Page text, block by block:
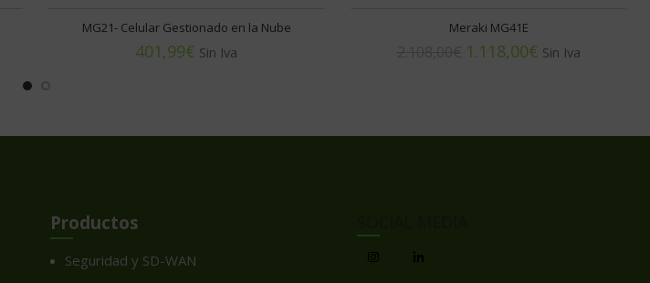
MG21- Celular Gestionado en la Nube
€
Meraki MG41E
1.118,00€
Productos
Seguridad y SD-WAN